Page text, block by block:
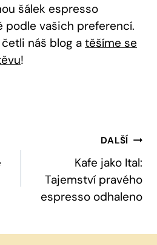
šálek espresso
podle vašich preferencí.
náš blog a těšíme se
!
DALŠÍ
Kafe jako Ital:
Tajemství pravého
espresso odhaleno